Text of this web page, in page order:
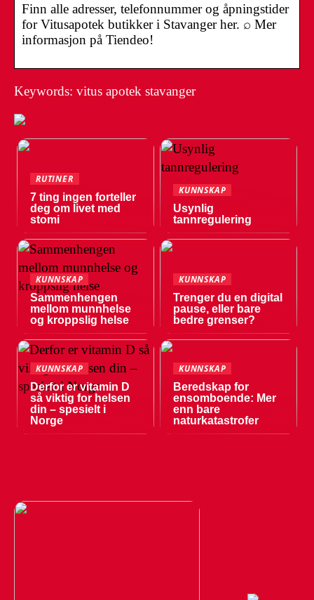
Finn alle adresser, telefonnummer og åpningstider
for Vitusapotek butikker i Stavanger her. ⌕ Mer
informasjon på Tiendeo!
Keywords: vitus apotek stavanger
RUTINER
7 ting ingen forteller
deg om livet med
stomi
KUNNSKAP
Usynlig
tannregulering
KUNNSKAP
Sammenhengen
mellom munnhelse
og kroppslig helse
KUNNSKAP
Trenger du en digital
pause, eller bare
bedre grenser?
KUNNSKAP
Derfor er vitamin D
så viktig for helsen
din – spesielt i
Norge
KUNNSKAP
Beredskap for
ensomboende: Mer
enn bare
naturkatastrofer